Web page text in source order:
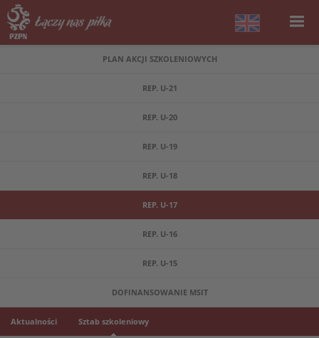
PLAN AKCJI SZKOLENIOWYCH
REP. U-21
REP. U-20
REP. U-19
REP. U-18
REP. U-17
REP. U-16
REP. U-15
DOFINANSOWANIE MSIT
Aktualności Sztab szkoleniowy